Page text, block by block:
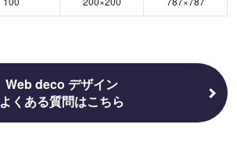
Web deco デザイン
よくある質問はこちら